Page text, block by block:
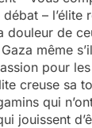
– l’élite
douleur de
même
pour
creuse sa
qui
jouissent